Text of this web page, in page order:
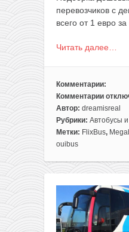
перевозчиков с
всего от 1 евро за
Читать далее…
Комментарии:
Комментарии
к
записи
7-
ка
автобусе
в
Европе,
Великобритании
Автор: dreamisreal
Рубрики: Автобусы
Метки: FlixBus,
ouibus